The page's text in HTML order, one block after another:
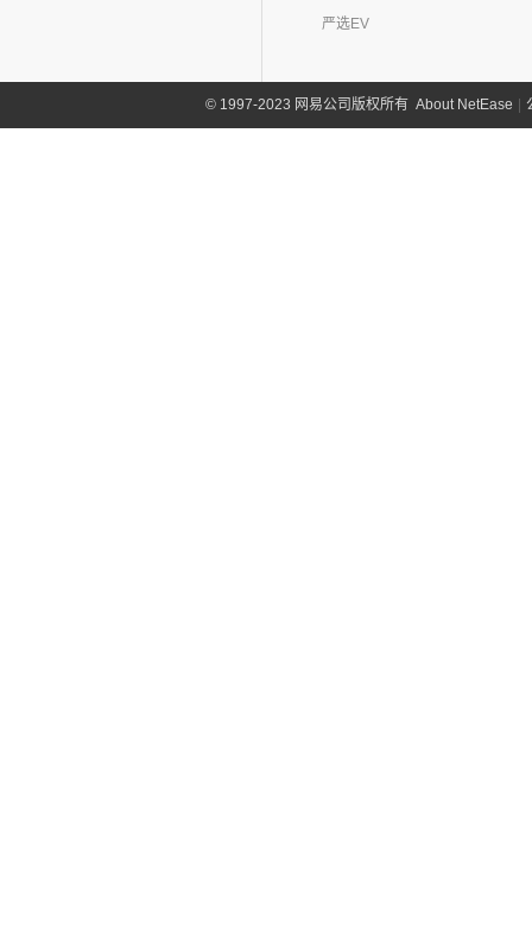
严选EV
©1997-2023 网易公司版权所有 About NetEase